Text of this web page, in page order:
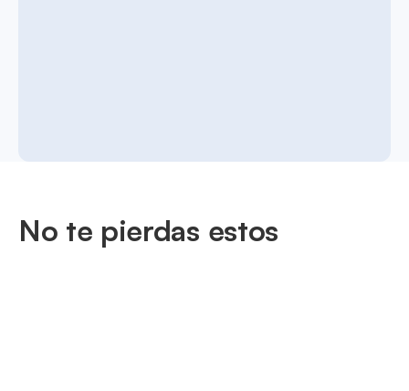
No te pierdas estos